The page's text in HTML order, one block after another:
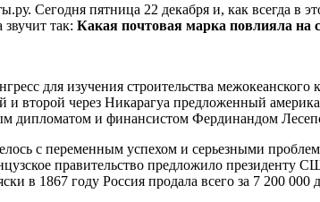
Сегодня пятница 22 декабря и, как всегда
так: Какая почтовая марка повлияла на
для изучения строительства межокеанского
и второй через Никарагуа предложенный
дипломатом и финансистом Фердинандом
с переменным успехом и серьезными
правительство предложило
в 1867 году Россия продала всего за 7 200